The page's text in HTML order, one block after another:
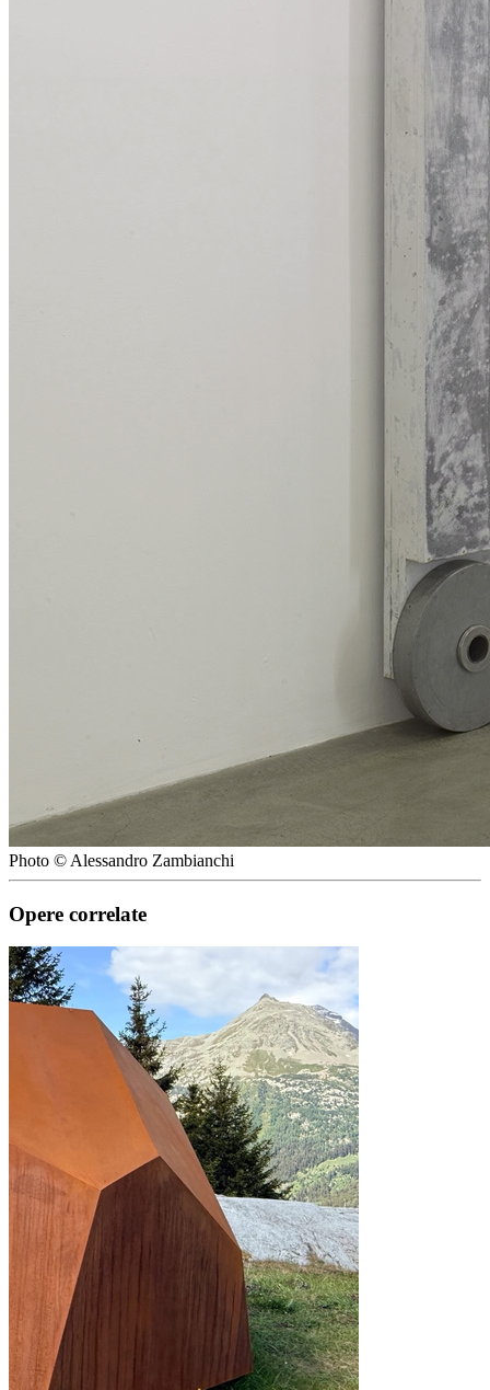
Photo © Alessandro Zambianchi
Opere correlate